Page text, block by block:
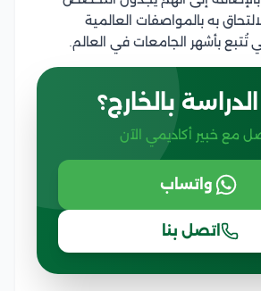
به بالمواصفات العالمية
تُتبع بأشهر الجامعات في العالم.
بالخارج؟
مع خبير أكاديمي الآن
واتساب
اتصل بنا